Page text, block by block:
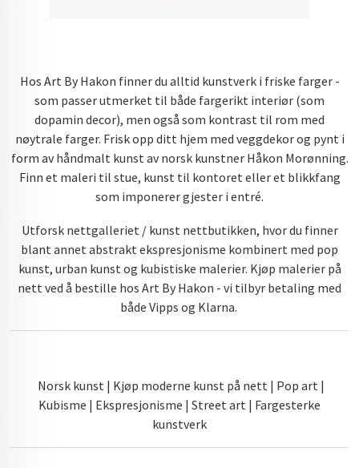
Hos Art By Hakon finner du alltid kunstverk i friske farger -
som passer utmerket til både fargerikt interiør (som
dopamin decor), men også som kontrast til rom med
nøytrale farger. Frisk opp ditt hjem med veggdekor og pynt i
form av håndmalt kunst av norsk kunstner Håkon Morønning.
Finn et maleri til stue, kunst til kontoret eller et blikkfang
som imponerer gjester i entré.
Utforsk nettgalleriet / kunst nettbutikken, hvor du finner
blant annet abstrakt ekspresjonisme kombinert med pop
kunst, urban kunst og kubistiske malerier. Kjøp malerier på
nett ved å bestille hos Art By Hakon - vi tilbyr betaling med
både Vipps og Klarna.
Norsk kunst | Kjøp moderne kunst på nett | Pop art |
Kubisme | Ekspresjonisme | Street art | Fargesterke
kunstverk